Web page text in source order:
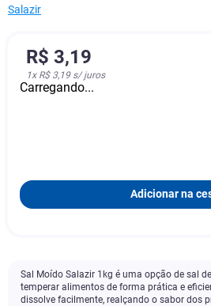
Salazir
R$ 3,19
1x R$ 3,19s/ juros
Carregando...
Adicionar na
Sal Moído Salazir 1kg é uma opção de sal
temperar alimentos de forma prática e
dissolve facilmente, realçando o sabor dos